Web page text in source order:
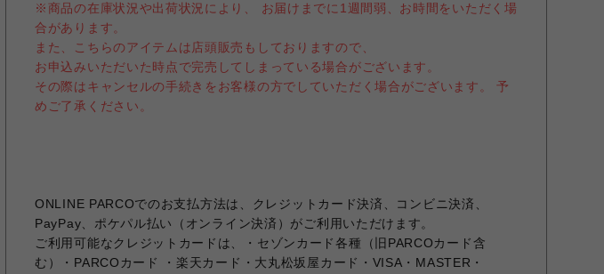
※商品の在庫状況や出荷状況により、 お届けまでに1週間弱、お時間をいただく場
合があります。
また、こちらのアイテムは店頭販売もしておりますので、
お申込みいただいた時点で完売してしまっている場合がございます。
その際はキャンセルの手続きをお客様の方でしていただく場合がございます。 予
めご了承ください。
ONLINE PARCOでのお支払方法は、クレジットカード決済、コンビニ決済、
PayPay、ポケパル払い（オンライン決済）がご利用いただけます。
ご利用可能なクレジットカードは、・セゾンカード各種（旧PARCOカード含
む）・PARCOカード ・楽天カード・大丸松坂屋カード・VISA・MASTER・